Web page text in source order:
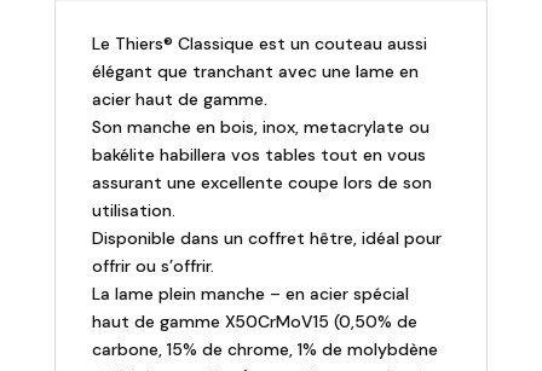
Dozorme.
Le Thiers® Classique est un couteau aussi
élégant que tranchant avec une lame en
acier haut de gamme.
Son manche en bois, inox, metacrylate ou
bakélite habillera vos tables tout en vous
assurant une excellente coupe lors de son
utilisation.
Disponible dans un coffret hêtre, idéal pour
offrir ou s’offrir.
La lame plein manche – en acier spécial
haut de gamme X50CrMoV15 (0,50% de
carbone, 15% de chrome, 1% de molybdène